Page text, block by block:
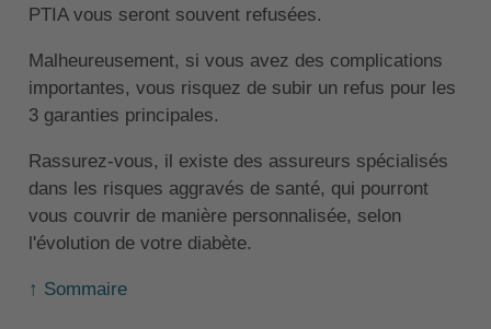
PTIA vous seront souvent refusées.
Malheureusement, si vous avez des complications
importantes, vous risquez de subir un refus pour les
3 garanties principales.
Rassurez-vous, il existe des assureurs spécialisés
dans les risques aggravés de santé, qui pourront
vous couvrir de manière personnalisée, selon
l'évolution de votre diabète.
↑ Sommaire